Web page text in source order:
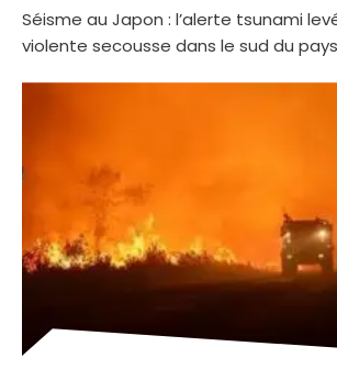
Séisme au Japon : l’alerte tsunami
violente secousse dans le sud du pays